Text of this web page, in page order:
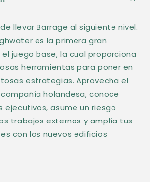
llevar Barrage al siguiente nivel.
es la primera gran
juego base, la cual proporciona
herramientas para poner en
estrategias. Aprovecha el
holandesa, conoce
ejecutivos, asume un riesgo
trabajos externos y amplía tus
con los nuevos edificios